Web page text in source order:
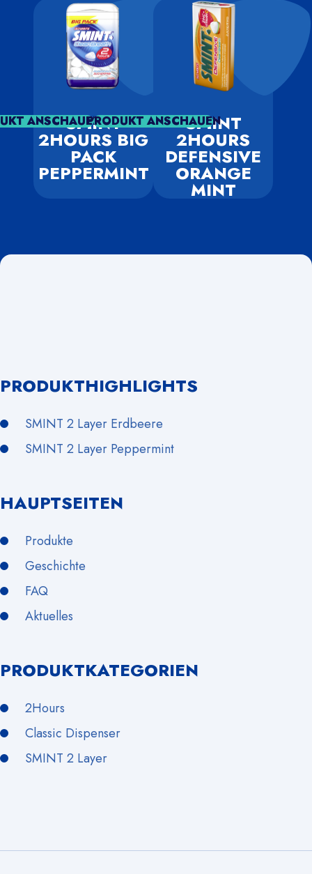
SMINT
2HOURS BIG
PACK
PEPPERMINT
ANSCHAUEN SMINT
2HOURS
DEFENSIVE
ORANGE
MINT
PRODUKT ANSCHAUEN
PRODUKTHIGHLIGHTS
SMINT 2 Layer Erdbeere
SMINT 2 Layer Peppermint
HAUPTSEITEN
Produkte
Geschichte
FAQ
Aktuelles
PRODUKTKATEGORIEN
2Hours
Classic Dispenser
SMINT 2 Layer